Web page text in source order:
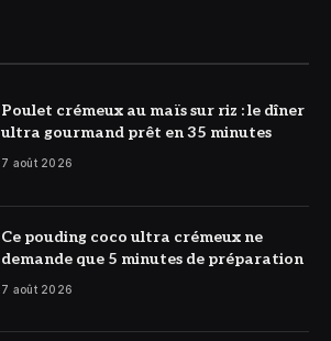
Poulet crémeux au maïs sur riz : le dîner
ultra gourmand prêt en 35 minutes
7 août 2026
Ce pouding coco ultra crémeux ne
demande que 5 minutes de préparation
7 août 2026